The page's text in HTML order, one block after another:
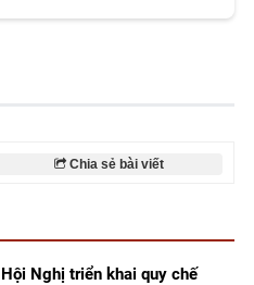
Chia sẻ bài viết
Nghị triển khai quy chế